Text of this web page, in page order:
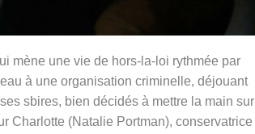
mène une vie de hors-la-loi rythmée par
à une organisation criminelle, déjouant
sbires, bien décidés à mettre la main sur
Charlotte (Natalie Portman), conservatrice